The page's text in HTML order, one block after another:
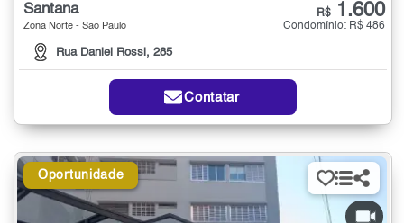
Santana
Zona Norte - São Paulo
Rua Daniel Rossi, 285
R$ 1.600
Condomínio: R$ 486
Contatar
Oportunidade